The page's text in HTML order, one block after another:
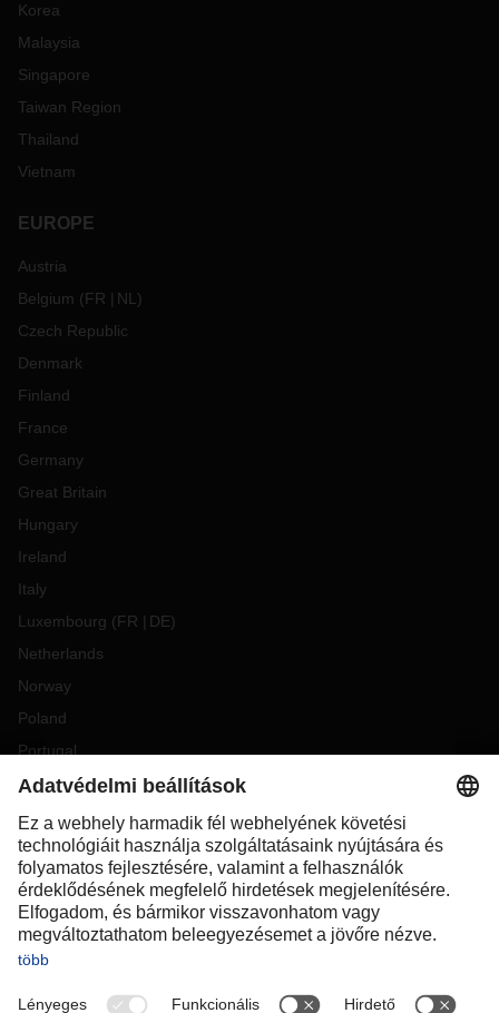
Korea
Malaysia
Singapore
Taiwan Region
Thailand
Vietnam
EUROPE
Austria
Belgium (FR NL )
Czech Republic
Denmark
Finland
France
Germany
Great Britain
Hungary
Ireland
Italy
Luxembourg (FR DE)
Netherlands
Norway
Poland
Portugal
Romania
Slovakia
Spain
Sweden
Switzerland( DE FR)
Turkey
OCEANIA